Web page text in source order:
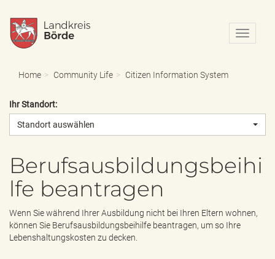
N
a
o
e
a
Home Community Life Citizen Information System
Ihr Standort:
Standort auswählen
Berufsausbildungsbeihi
lfe beantragen
Wenn Sie während Ihrer Ausbildung nicht bei Ihren Eltern wohnen,
können Sie Berufsausbildungsbeihilfe beantragen, um so Ihre
Lebenshaltungskosten zu decken.